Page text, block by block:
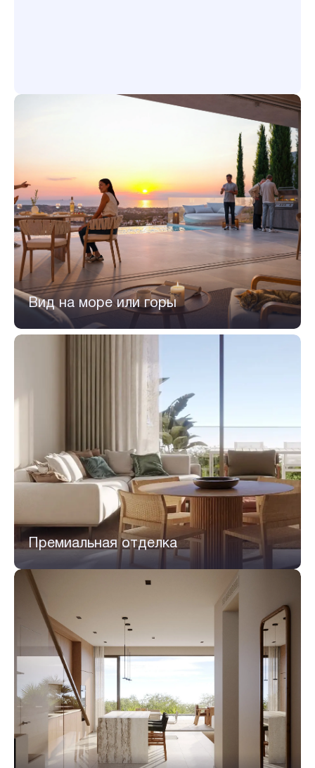
Вид на море или горы
Премиальная отделка